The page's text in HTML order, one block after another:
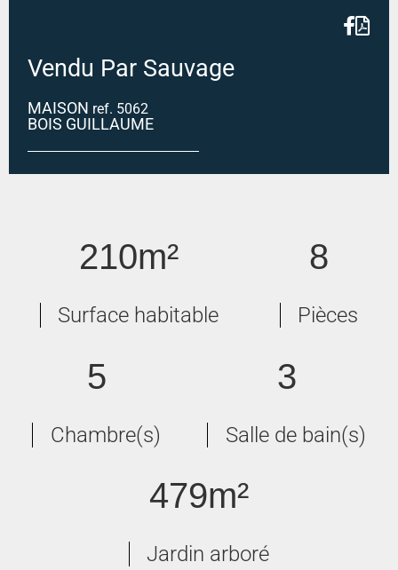
Vendu Par Sauvage
MAISON ref. 5062
BOIS GUILLAUME
210m²
Surface habitable
8
Pièces
5
Chambre(s)
3
Salle de bain(s)
479m²
Jardin arboré